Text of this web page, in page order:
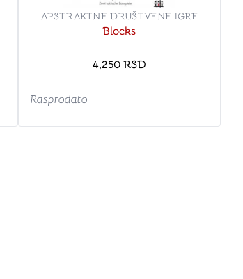
APSTRAKTNE DRUŠTVENE IGRE
Blocks
4,250 RSD
Rasprodato